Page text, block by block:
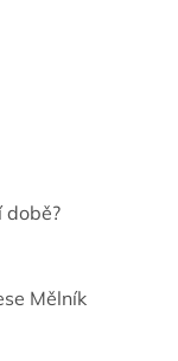
době?
Mělník